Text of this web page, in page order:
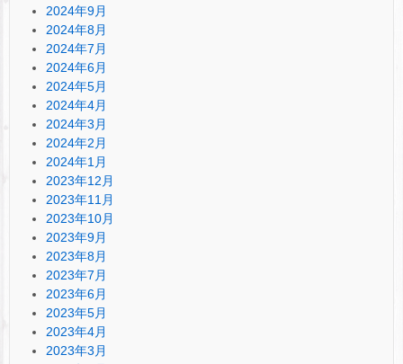
2024年9月
2024年8月
2024年7月
2024年6月
2024年5月
2024年4月
2024年3月
2024年2月
2024年1月
2023年12月
2023年11月
2023年10月
2023年9月
2023年8月
2023年7月
2023年6月
2023年5月
2023年4月
2023年3月